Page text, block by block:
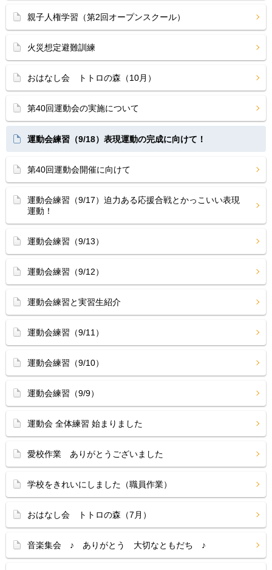
親子人権学習（第2回オープンスクール）
火災想定避難訓練
おはなし会 トトロの森（10月）
第40回運動会の実施について
運動会練習（9/18）表現運動の完成に向けて！
第40回運動会開催に向けて
運動会練習（9/17）迫力ある応援合戦とかっこいい表現
運動！
運動会練習（9/13）
運動会練習（9/12）
運動会練習と実習生紹介
運動会練習（9/11）
運動会練習（9/10）
運動会練習（9/9）
運動会 全体練習 始まりました
愛校作業 ありがとうございました
学校をきれいにしました（職員作業）
おはなし会 トトロの森（7月）
音楽集会 ♪ ありがとう 大切なともだち ♪